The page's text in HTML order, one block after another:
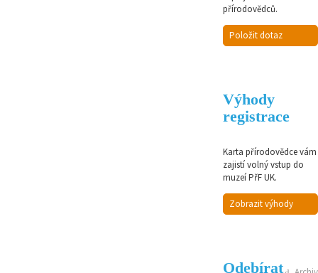
přírodovědců.
Položit dotaz
Výhody
registrace
Karta přírodovědce vám
zajistí volný vstup do
muzeí PřF UK.
Zobrazit výhody
Odebírat